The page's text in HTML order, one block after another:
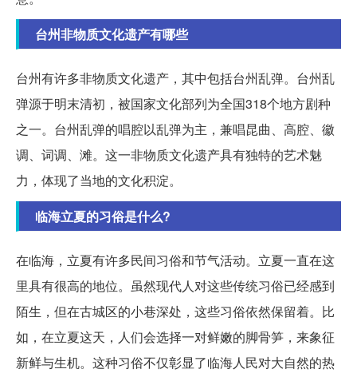
台州非物质文化遗产有哪些
台州有许多非物质文化遗产，其中包括台州乱弹。台州乱
弹源于明末清初，被国家文化部列为全国318个地方剧种
之一。台州乱弹的唱腔以乱弹为主，兼唱昆曲、高腔、徽
调、词调、滩。这一非物质文化遗产具有独特的艺术魅
力，体现了当地的文化积淀。
临海立夏的习俗是什么?
在临海，立夏有许多民间习俗和节气活动。立夏一直在这
里具有很高的地位。虽然现代人对这些传统习俗已经感到
陌生，但在古城区的小巷深处，这些习俗依然保留着。比
如，在立夏这天，人们会选择一对鲜嫩的脚骨笋，来象征
新鲜与生机。这种习俗不仅彰显了临海人民对大自然的热